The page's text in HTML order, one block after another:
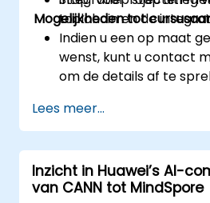
toolchain en de
Mogelijkheden tot
Indien u een op maat
wenst, kunt u contact
om de details af te
Lees meer...
Inzicht in Huawei’s AI-
van CANN tot MindSpore